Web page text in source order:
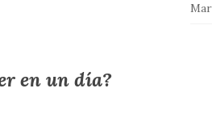
en un día?